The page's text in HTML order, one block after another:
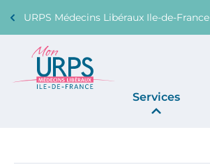
URPS Médecins Libéraux Ile-de-France
Support Médecin
01 45 45 45 45
Services